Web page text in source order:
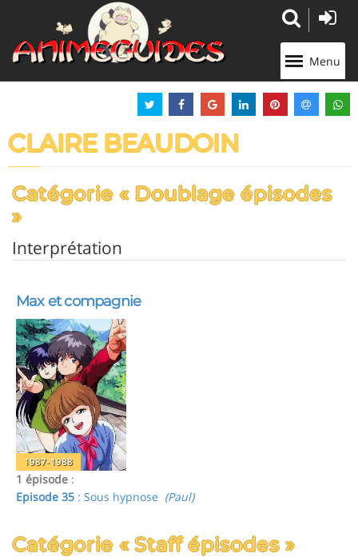
Menu
CLAIRE BEAUDOIN
Catégorie « Doublage épisodes
»
Interprétation
Max et compagnie
1987-1988
1 épisode :
Episode 35 : Sous hypnose (Paul)
Catégorie « Staff épisodes »
Panneau de gestion des cookies